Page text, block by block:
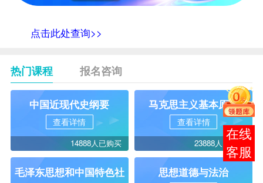
点击此处查询>>
热门课程 报名咨询
中国近现代史纲要
查看详情
14888人已购买
马克思主义基本原理
查看详情
23888人已购买
毛泽东思想和中国特色社
思想道德与法治
报考
咨询